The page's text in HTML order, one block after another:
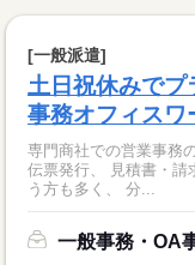
[一般派遣]
土日祝休みでプ
事務オフィスワ
専門商社での営業事務のお仕事です。 専
伝票発行、 見積書・請求書発
う方も多く、 分...
一般事務・OA